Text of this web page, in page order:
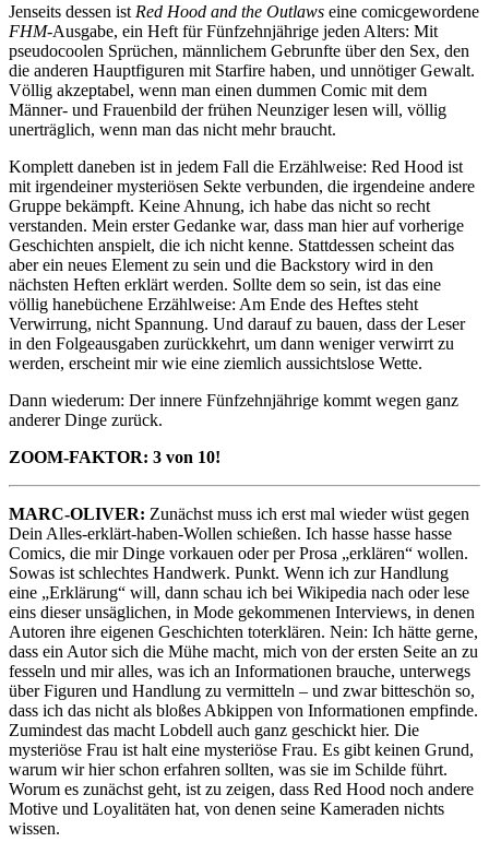
Jenseits dessen ist Red Hood and the Outlaws eine comicgewordene
FHM-Ausgabe, ein Heft für Fünfzehnjährige jeden Alters: Mit
pseudocoolen Sprüchen, männlichem Gebrunfte über den Sex, den
die anderen Hauptfiguren mit Starfire haben, und unnötiger Gewalt.
Völlig akzeptabel, wenn man einen dummen Comic mit dem
Männer- und Frauenbild der frühen Neunziger lesen will, völlig
unerträglich, wenn man das nicht mehr braucht.
Komplett daneben ist in jedem Fall die Erzählweise: Red Hood ist
mit irgendeiner mysteriösen Sekte verbunden, die irgendeine andere
Gruppe bekämpft. Keine Ahnung, ich habe das nicht so recht
verstanden. Mein erster Gedanke war, dass man hier auf vorherige
Geschichten anspielt, die ich nicht kenne. Stattdessen scheint das
aber ein neues Element zu sein und die Backstory wird in den
nächsten Heften erklärt werden. Sollte dem so sein, ist das eine
völlig hanebüchene Erzählweise: Am Ende des Heftes steht
Verwirrung, nicht Spannung. Und darauf zu bauen, dass der Leser
in den Folgeausgaben zurückkehrt, um dann weniger verwirrt zu
werden, erscheint mir wie eine ziemlich aussichtslose Wette.
Dann wiederum: Der innere Fünfzehnjährige kommt wegen ganz
anderer Dinge zurück.
ZOOM-FAKTOR: 3 von 10!
MARC-OLIVER: Zunächst muss ich erst mal wieder wüst gegen
Dein Alles-erklärt-haben-Wollen schießen. Ich hasse hasse hasse
Comics, die mir Dinge vorkauen oder per Prosa „erklären“ wollen.
Sowas ist schlechtes Handwerk. Punkt. Wenn ich zur Handlung
eine „Erklärung“ will, dann schau ich bei Wikipedia nach oder lese
eins dieser unsäglichen, in Mode gekommenen Interviews, in denen
Autoren ihre eigenen Geschichten toterklären. Nein: Ich hätte gerne,
dass ein Autor sich die Mühe macht, mich von der ersten Seite an zu
fesseln und mir alles, was ich an Informationen brauche, unterwegs
über Figuren und Handlung zu vermitteln – und zwar bitteschön so,
dass ich das nicht als bloßes Abkippen von Informationen empfinde.
Zumindest das macht Lobdell auch ganz geschickt hier. Die
mysteriöse Frau ist halt eine mysteriöse Frau. Es gibt keinen Grund,
warum wir hier schon erfahren sollten, was sie im Schilde führt.
Worum es zunächst geht, ist zu zeigen, dass Red Hood noch andere
Motive und Loyalitäten hat, von denen seine Kameraden nichts
wissen.